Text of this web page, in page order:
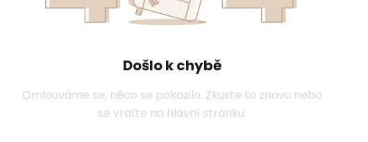
Došlo k chybě
Omlouváme se, něco se pokazilo. Zkuste to znovu nebo
se vraťte na hlavní stránku.